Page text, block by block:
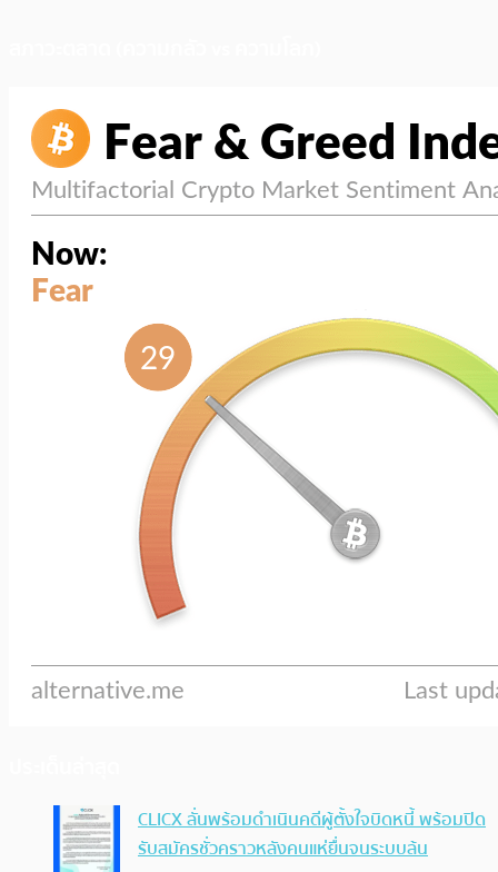
CLICX ลั่นพร้อมดำเนินคดีผู้ตั้งใจบิดหนี้ พร้อมปิด
รับสมัครชั่วคราวหลังคนแห่ยื่นจนระบบล้น